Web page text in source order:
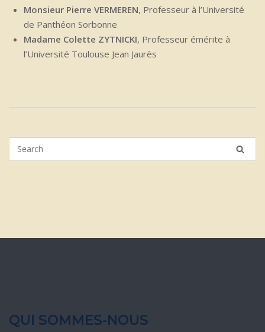
Monsieur Pierre VERMEREN, Professeur à l’Université
de Panthéon Sorbonne
Madame Colette ZYTNICKI, Professeur émérite à
l’Université Toulouse Jean Jaurès
QUI SOMMES-NOUS